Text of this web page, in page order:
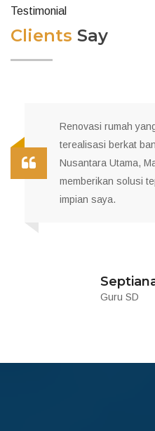
Testimonial
Clients Say
Renovasi rumah
terealisasi berkat
Nusantara Utama,
memberikan solusi
impian saya.
Guru SD